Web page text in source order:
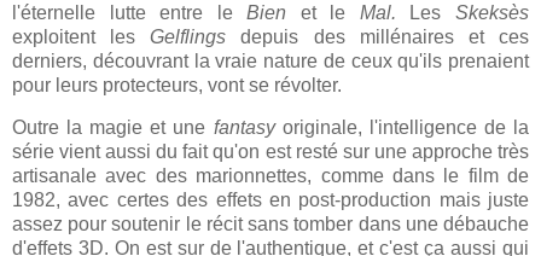
l'éternelle lutte entre leBien et le Mal. LesSkeksès
exploitent lesGelflingsdepuis des millénaires et ces
derniers, découvrant la vraie nature de ceux qu'ils prenaient
pour leurs protecteurs, vont se révolter.
Outre la magie et une fantasyoriginale, l'intelligence de la
série vient aussi du fait qu'on est resté sur une approche très
artisanale avec des marionnettes, comme dans le film de
1982, avec certes des effets en post-production mais juste
assez pour soutenir le récit sans tomber dans une débauche
d'effets 3D. On est sur de l'authentique, et c'est ça aussi qui